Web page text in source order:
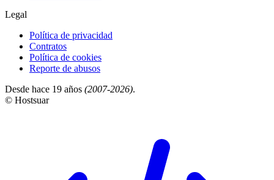
Legal
Política de privacidad
Contratos
Política de cookies
Reporte de abusos
Desde hace 19 años (2007-2026).
© Hostsuar